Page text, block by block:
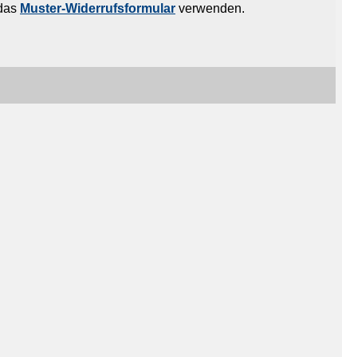
Muster-Widerrufsformular verwenden.